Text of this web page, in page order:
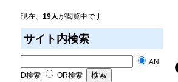
現在、 19人が閲覧中です
サイト内検索
AN
D検索
OR検索